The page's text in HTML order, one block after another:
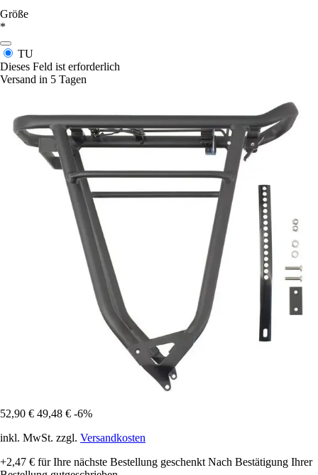
Größe
*
TU
Dieses Feld ist erforderlich
Versand in 5 Tagen
52,90 € 49,48 € -6%
inkl. MwSt. zzgl. Versandkosten
+2,47 € für Ihre nächste Bestellung geschenkt Nach Bestätigung Ihrer